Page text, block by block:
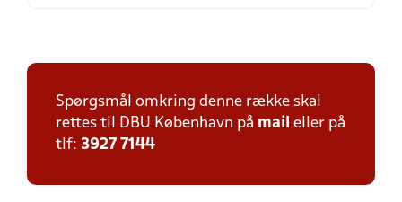
Spørgsmål omkring denne række skal
rettes til DBU København på mail eller på
tlf: 3927 7144